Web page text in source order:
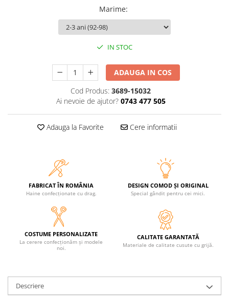
Marime:
IN STOC
ADAUGA IN COS
Cod Produs: 3689-15032
Ai nevoie de ajutor? 0743 477 505
Adauga la Favorite Cere informatii
FABRICAT ÎN ROMÂNIA
Haine confecționate cu drag.
DESIGN COMOD ȘI ORIGINAL
Special gândit pentru cei mici.
COSTUME PERSONALIZATE
La cerere confecționăm și modele
noi.
CALITATE GARANTATĂ
Materiale de calitate cusute cu grijă.
Descriere